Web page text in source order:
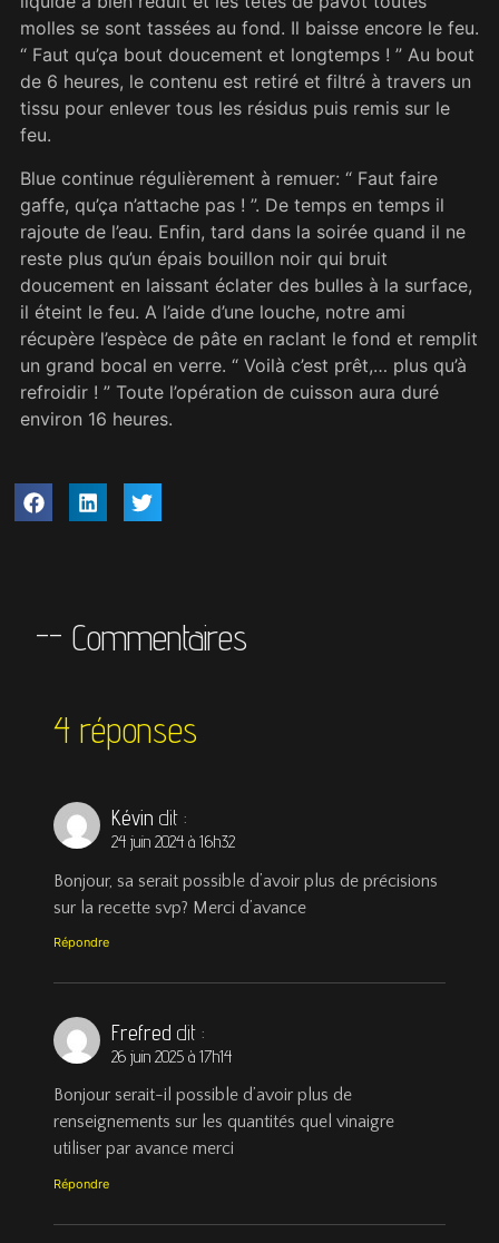
molles se sont tassées au fond. Il baisse encore le feu.
“ Faut qu’ça bout doucement et longtemps ! ” Au bout
de 6 heures, le contenu est retiré et filtré à travers un
tissu pour enlever tous les résidus puis remis sur le
feu.
Blue continue régulièrement à remuer: “ Faut faire
gaffe, qu’ça n’attache pas ! ”. De temps en temps il
rajoute de l’eau. Enfin, tard dans la soirée quand il ne
reste plus qu’un épais bouillon noir qui bruit
doucement en laissant éclater des bulles à la surface,
il éteint le feu. A l’aide d’une louche, notre ami
récupère l’espèce de pâte en raclant le fond et remplit
un grand bocal en verre. “ Voilà c’est prêt,… plus qu’à
refroidir ! ” Toute l’opération de cuisson aura duré
environ 16 heures.
-- Commentaires
4 réponses
Kévin dit :
24 juin 2024 à 16h32
Bonjour, sa serait possible d’avoir plus de précisions
sur la recette svp? Merci d’avance
Répondre
Frefred dit :
26 juin 2025 à 17h14
Bonjour serait-il possible d’avoir plus de
renseignements sur les quantités quel vinaigre
utiliser par avance merci
Répondre